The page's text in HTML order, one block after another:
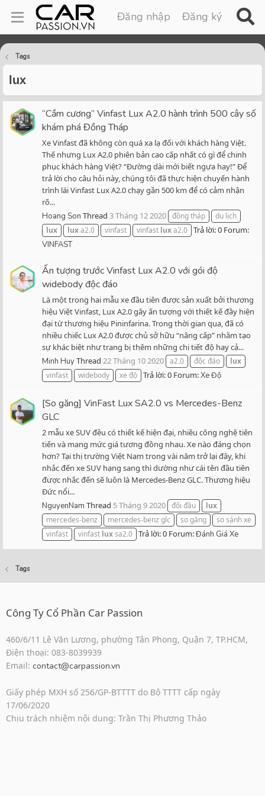
Đăng nhập Đăng ký
Tags
lux
“Cầm cương” Vinfast Lux A2.0 hành trình 500 cây số
khám phá Đồng Tháp
Xe Vinfast đã không còn quá xa lạ đối với khách hàng Việt.
Thế nhưng Lux A2.0 phiên bản cao cấp nhất có gì để chinh
phục khách hàng Việt? “Đường dài mới biết ngựa hay!” Để
trả lời cho câu hỏi này, chúng tôi đã thực hiện chuyến hành
trình lái Vinfast Lux A2.0 chạy gần 500 km để có cảm nhận
rõ...
Hoang Son Thread 3 Tháng 12 2020 đồng tháp
du lịch
lux
luxa2.0 vinfast vinfast luxa2.0 Trả lời: 0 Forum:
VINFAST
Ấn tượng trước Vinfast Lux A2.0 với gói độ
widebody độc đáo
Là một trong hai mẫu xe đầu tiên được sản xuất bởi thương
hiệu Việt Vinfast, Lux A2.0 gây ấn tượng với thiết kế đầy hiện
đại từ thương hiệu Pininfarina. Trong thời gian qua, đã có
nhiều chiếc Lux A2.0 được chủ sở hữu “nâng cấp” nhằm tạo
sự khác biệt như trang bị thêm những chi tiết độ hay cả...
Minh HuyThread 22 Tháng 10 2020 a2.0 độc đáo
lux
vinfast
widebody xe độ Trả lời: 0 Forum:Xe Độ
[So găng] VinFast Lux SA2.0 vs Mercedes-Benz
GLC
2 mẫu xe SUV đều có thiết kế hiện đại, nhiều công nghệ tiên
tiến và mang mức giá tương đồng nhau. Xe nào đáng chọn
hơn? Tại thị trường Việt Nam trong vài năm trở lại đây, khi
nhắc đến xe SUV hạng sang thì dường như cái tên đầu tiên
được nhắc đến sẽ luôn là Mercedes-Benz GLC. Thương hiệu
Đức nổi...
NguyenNam Thread 5 Tháng 9 2020 đối đầu
lux
mercedes-benz
mercedes-benz glc so găng
so sánh xe
vinfast
vinfast luxsa2.0 Trả lời: 0 Forum:Đánh Giá Xe
Tags
Công Ty Cổ Phần Car Passion
460/6/11 Lê Văn Lương, phường Tân Phong, Quận 7, TP.HCM,
Điện thoại: 083-8039939
Email: contact@carpassion.vn
Giấy phép MXH số 256/GP-BTTTT do Bộ TTTT cấp ngày
17/06/2020
Chịu trách nhiệm nội dung: Trần Thị Phương Thảo